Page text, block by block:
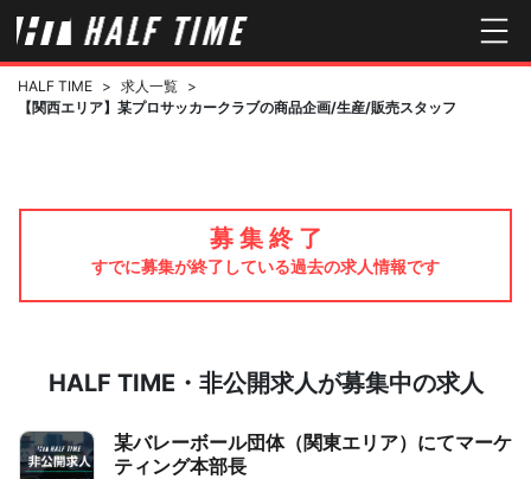
HALF TIME > 求人一覧 >
【関西エリア】某プロサッカークラブの商品企画/生産/販売スタッフ
募 集 終 了
すでに募集が終了している過去の求人情報です
HALF TIME・非公開求人が募集中の求人
某バレーボール団体（関東エリア）にてマーケ
ティング本部長